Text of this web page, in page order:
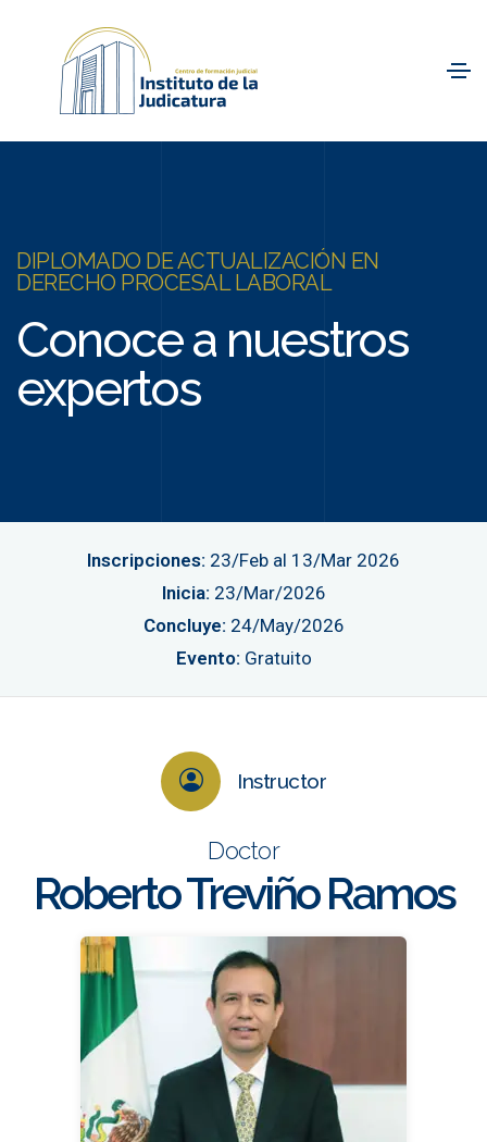
DIPLOMADO DE ACTUALIZACIÓN EN
DERECHO PROCESAL LABORAL
Conoce a nuestros
expertos
Inscripciones: 23/Feb al 13/Mar 2026
Inicia: 23/Mar/2026
Concluye: 24/May/2026
Evento: Gratuito
Instructor
Doctor
Roberto Treviño Ramos